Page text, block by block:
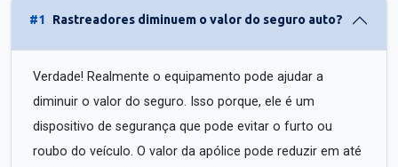
#1 Rastreadores diminuem o valor do seguro auto?
Verdade! Realmente o equipamento pode ajudar a
diminuir o valor do seguro. Isso porque, ele é um
dispositivo de segurança que pode evitar o furto ou
roubo do veículo. O valor da apólice pode reduzir em até